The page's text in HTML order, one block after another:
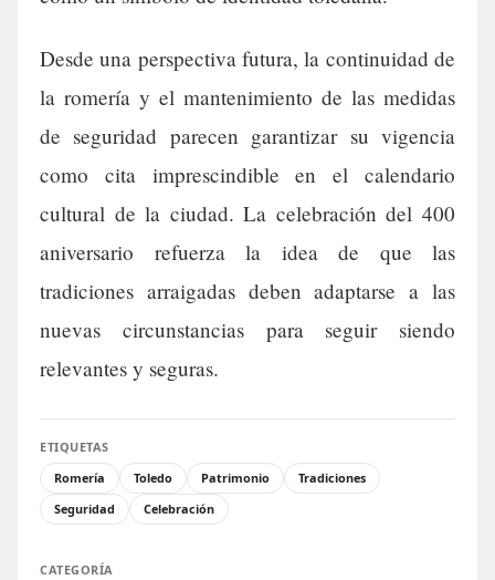
Desde una perspectiva futura, la continuidad de
la romería y el mantenimiento de las medidas
de seguridad parecen garantizar su vigencia
como cita imprescindible en el calendario
cultural de la ciudad. La celebración del 400
aniversario refuerza la idea de que las
tradiciones arraigadas deben adaptarse a las
nuevas circunstancias para seguir siendo
relevantes y seguras.
ETIQUETAS
Romería
Toledo Patrimonio
Tradiciones
Seguridad
Celebración
CATEGORÍA